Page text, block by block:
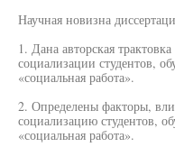
Научная новизна
1. Дана авторская
социализации студентов,
«социальная работа».
2. Определены факторы,
социализацию студентов,
«социальная работа».